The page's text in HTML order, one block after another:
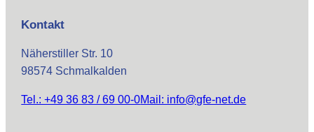
Kontakt
Näherstiller Str. 10
98574 Schmalkalden
Tel.: +49 36 83 / 69 00-0Mail: info@gfe-net.de